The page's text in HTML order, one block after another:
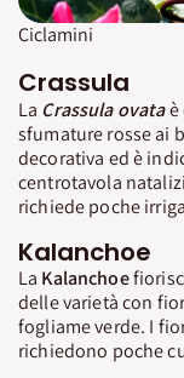
Ciclamini
Crassula
La Crassula ovataè
sfumature rosse ai
decorativa ed è
centrotavola
richiede poche
Kalanchoe
La Kalanchoe
delle varietà con
fogliame verde. I
richiedono poche